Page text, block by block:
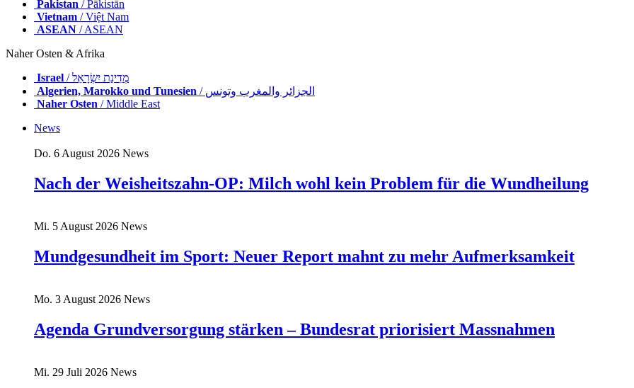
Pakistan / Pākistān
Vietnam / Việt Nam
ASEAN / ASEAN
Naher Osten & Afrika
Israel
/ מְדִינַת יִשְׂרָאֵל
Algerien, Marokko und Tunesien
/ الجزائر والمغرب وتونس
Naher Osten / Middle East
News
Do. 6 August 2026 News
Nach der Weisheitszahn-OP: Milch wohl kein Problem für die Wundheilung
Mi. 5 August 2026 News
Mundgesundheit im Sport: Neuer Report mahnt zu mehr Aufmerksamkeit
Mo. 3 August 2026 News
Agenda Grundversorgung stärken – Bundesrat priorisiert Massnahmen
Mi. 29 Juli 2026 News